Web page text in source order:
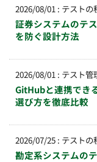
2026/08/01 : テストの
証券システムのテ
を防ぐ設計方法
2026/08/01 : テスト管
GitHubと連携でき
選び方を徹底比較
2026/07/25 : テストの
勘定系システムの